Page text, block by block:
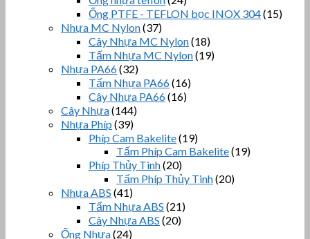
Ống PTFE - TEFLON bọc INOX 304(15)
Nhựa MC Nylon(37)
Cây Nhựa MC Nylon(18)
Tấm Nhựa MC Nylon(19)
Nhựa PA66(32)
Tấm Nhựa PA66(16)
Cây Nhựa PA66(16)
Cây Nhựa(144)
Nhựa Phíp (39)
Phíp Cam Bakelite(19)
Tấm Phíp Cam Bakelite(19)
Phíp Thủy Tinh(20)
Tấm Phíp Thủy Tinh(20)
Nhựa ABS (41)
Tấm Nhựa ABS (21)
Cây Nhựa ABS (20)
Ống Nhựa(24)